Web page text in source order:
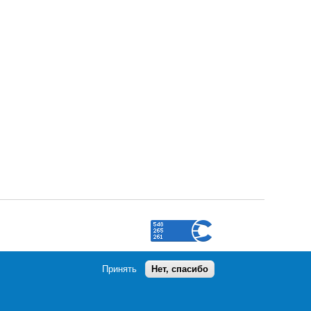
Принять Нет, спасибо